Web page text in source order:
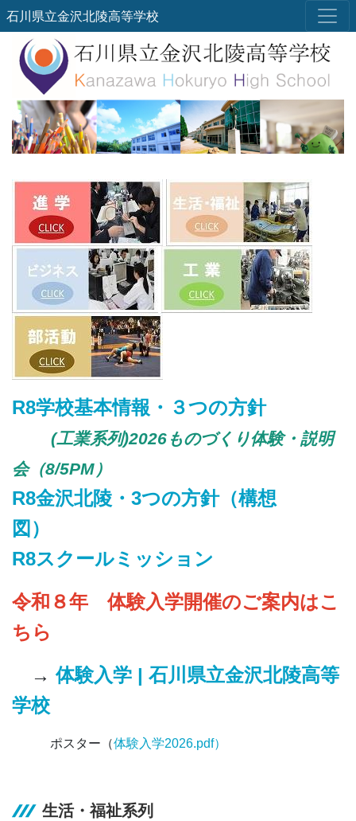
石川県立金沢北陵高等学校
R8学校基本情報・３つの方針
(工業系列)2026ものづくり体験・説明
会（8/5PM）
R8金沢北陵・3つの方針（構想
図）
R8スクールミッション
令和８年 体験入学開催のご案内はこ
ちら
→体験入学 | 石川県立金沢北陵高等
学校
ポスター（体験入学2026.pdf）
生活・福祉系列